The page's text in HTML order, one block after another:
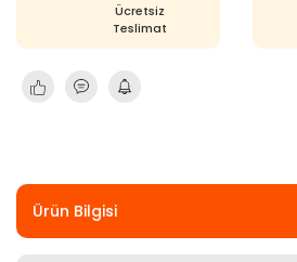
Ücretsiz
Teslimat
Ürün Bilgisi